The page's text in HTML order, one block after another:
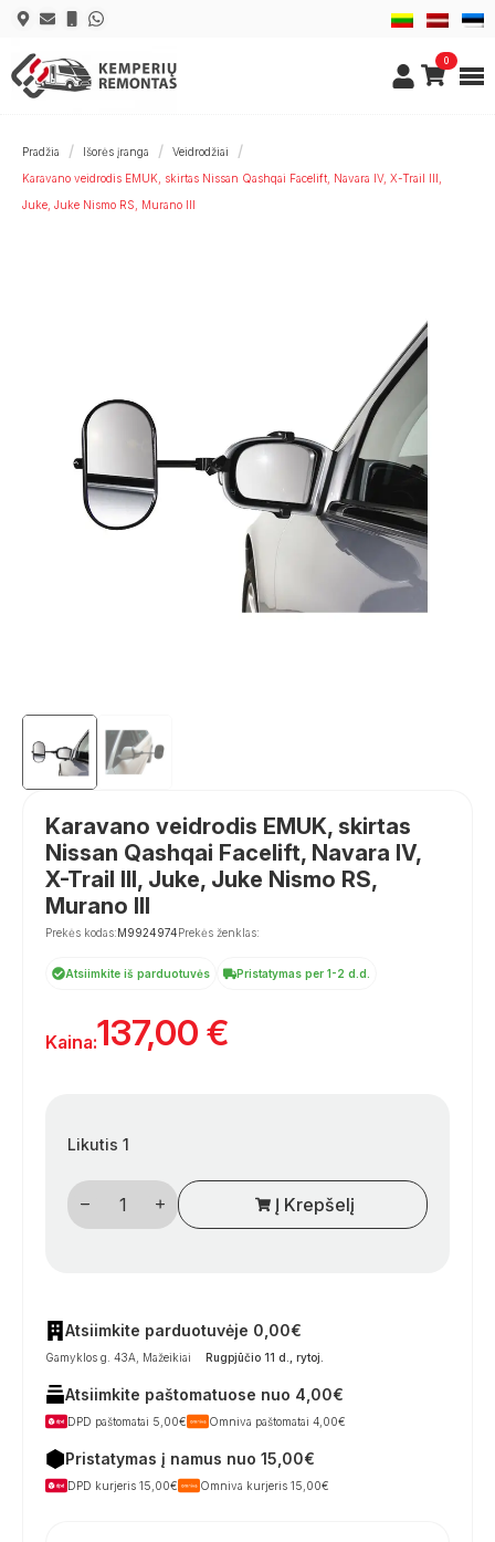
0
Pradžia Išorės įranga
Veidrodžiai
Karavano veidrodis EMUK, skirtas Nissan Qashqai Facelift, Navara IV, X-Trail III,
Juke, Juke Nismo RS, Murano III
Karavano veidrodis EMUK, skirtas
Nissan Qashqai Facelift, Navara IV,
X-Trail III, Juke, Juke Nismo RS,
Murano III
Prekės kodas:M9924974Prekės ženklas:
Atsiimkite iš parduotuvės Pristatymas per 1-2 d.d.
Kaina:137,00 €
Likutis 1
produkto
kiekis:
Karavano
Facelift,
IV,
Trail
III,
Juke,
Juke
Nismo
RS,
Į Krepšelį
Atsiimkite parduotuvėje 0,00€
Gamyklos g. 43A, Mažeikiai Rugpjūčio 11 d., rytoj
Atsiimkite paštomatuose nuo 4,00€
DPD paštomatai 5,00€ Omniva paštomatai 4,00€
Pristatymas į namus nuo 15,00€
DPD kurjeris 15,00€ Omniva kurjeris 15,00€